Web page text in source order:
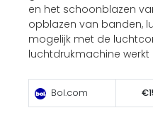
en het schoonblazen
opblazen van banden,
mogelijk met de
luchtdrukmachine
Bol.com